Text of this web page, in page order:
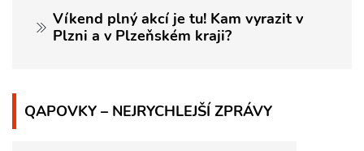
Víkend plný akcí je tu! Kam vyrazit v
Plzni a v Plzeňském kraji?
QAPOVKY – NEJRYCHLEJŠÍ ZPRÁVY